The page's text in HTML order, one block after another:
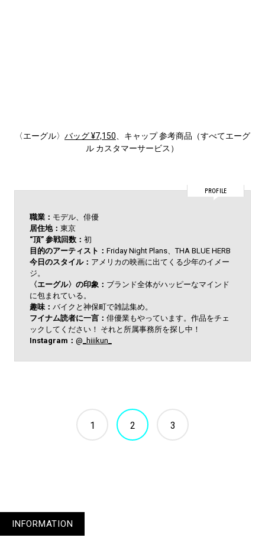
〈エーグル〉 バッグ ¥7,150 、キャップ 参考商品（すべてエーグ
ル カスタマーサービス）
PROFILE
職業： モデル、俳優
居住地： 東京
“頂” 参戦回数： 初
目的のアーティスト： Friday Night Plans、THA BLUE HERB
今日のスタイル： アメリカの映画に出てくる少年のイメー
ジ。
〈エーグル〉の印象： ブランド全体がハッピーなマインド
に包まれている。
趣味： バイクと神保町で雑誌集め。
フイナム読者に一言： 俳優業もやっています。作品をチェ
ックしてください！ それと所属事務所を探し中！
Instagram： @ _hiiikun_
1 2 3
INFORMATION